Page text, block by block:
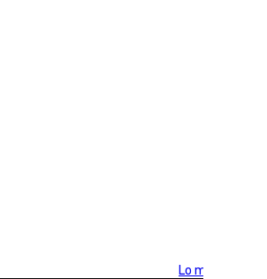
Lo más visto >